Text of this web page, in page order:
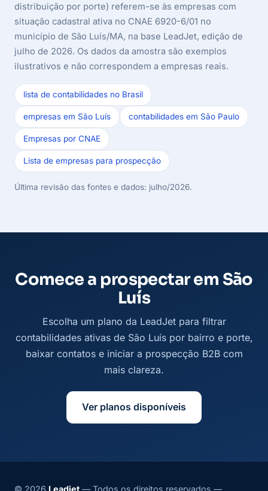
distribuição por porte) referem-se às empresas com
situação cadastral ativa no CNAE 6920-6/01 no
município de São Luís/MA, na base LeadJet, edição de
julho de 2026. Os dados da amostra são exemplos
ilustrativos e não correspondem a empresas reais.
lista de contabilidades no Brasil
empresas em São Luís contabilidades em São Paulo
Empresas por CNAE
Lista de empresas para prospecção
Última revisão das fontes e dados: julho/2026.
Comece a prospectar em São
Luís
Escolha um plano da LeadJet para filtrar
contabilidades ativas de São Luís por bairro e porte,
baixar contatos e iniciar a prospecção B2B com
mais clareza.
Ver planos disponíveis
© 2026 Leadjet — Todos os direitos reservados —